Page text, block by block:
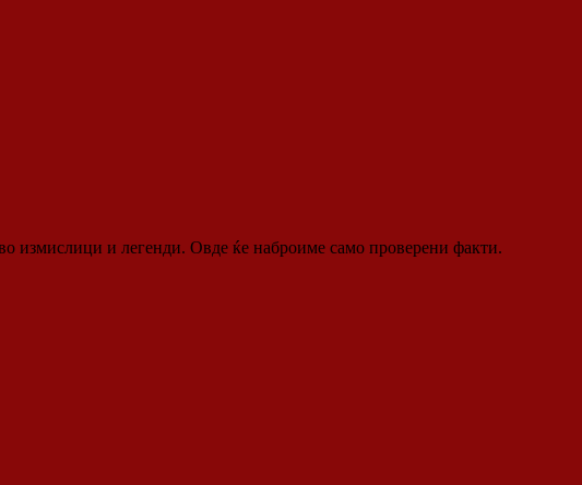
измислици и легенди. Овде ќе наброиме само проверени факти.